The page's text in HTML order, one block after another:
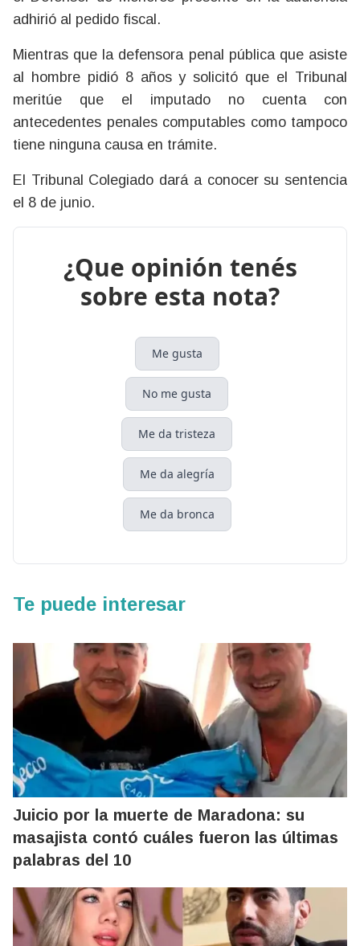
adhirió al pedido fiscal.
Mientras que la defensora penal pública que asiste
al hombre pidió 8 años y solicitó que el Tribunal
meritúe que el imputado no cuenta con
antecedentes penales computables como tampoco
tiene ninguna causa en trámite.
El Tribunal Colegiado dará a conocer su sentencia
el 8 de junio.
¿Que opinión tenés
sobre esta nota?
Me gusta
No me gusta
Me da tristeza
Me da alegría
Me da bronca
Te puede interesar
Juicio por la muerte de Maradona: su
masajista contó cuáles fueron las últimas
palabras del 10